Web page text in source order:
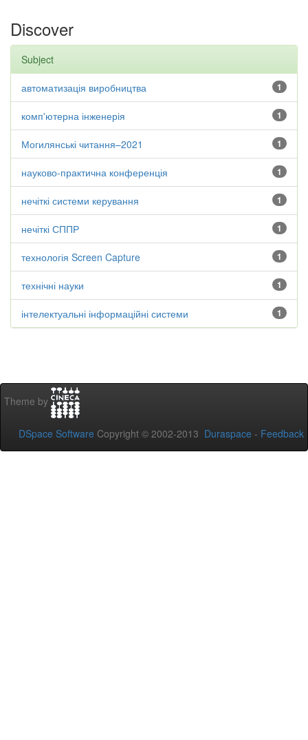
Discover
Subject
1
автоматизація виробництва
1
комп'ютерна інженерія
1
Могилянські читання–2021
1
науково-практична конференція
1
нечіткі системи керування
1
нечіткі СППР
1
технологія Screen Capture
1
технічні науки
1
інтелектуальні інформаційні системи
Theme by
DSpace Software Copyright © 2002-2013 Duraspace - Feedback